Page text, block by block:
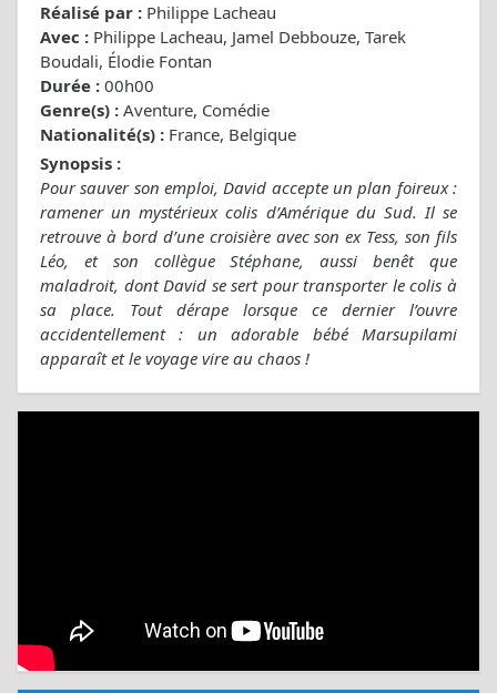
Réalisé par : Philippe Lacheau
Avec : Philippe Lacheau, Jamel Debbouze, Tarek
Boudali, Élodie Fontan
Durée : 00h00
Genre(s) : Aventure, Comédie
Nationalité(s) : France, Belgique
Synopsis :
Pour sauver son emploi, David accepte un plan foireux :
ramener un mystérieux colis d’Amérique du Sud. Il se
retrouve à bord d’une croisière avec son ex Tess, son fils
Léo, et son collègue Stéphane, aussi benêt que
maladroit, dont David se sert pour transporter le colis à
sa place. Tout dérape lorsque ce dernier l’ouvre
accidentellement : un adorable bébé Marsupilami
apparaît et le voyage vire au chaos !